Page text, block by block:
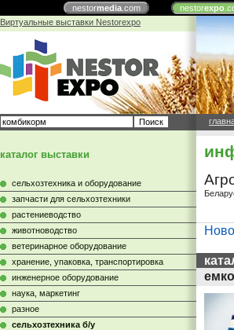
nestormedia.com nestorexpo
Виртуальные выставки Nestorexpo
каталог выставки
сельхозтехника и оборудование
запчасти для сельхозтехники
растениеводство
животноводство
ветеринарное оборудование
хранение, упаковка, транспортировка
инженерное оборудование
наука, маркетинг
разное
сельхозтехника б/у